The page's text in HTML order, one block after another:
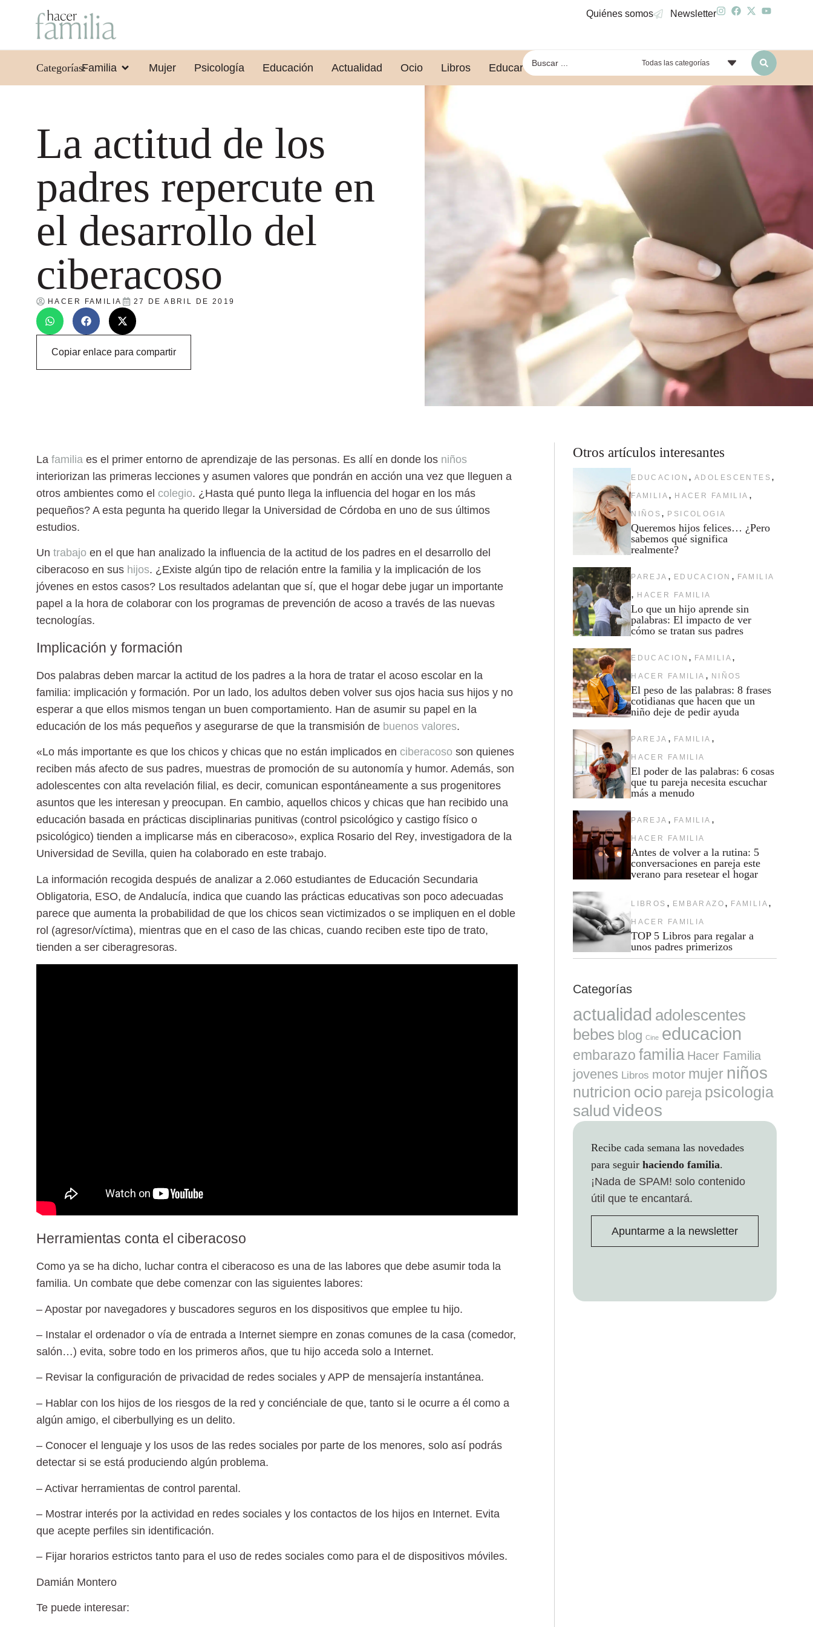
Quiénes somos Newsletter
Categorías:Familia Mujer Psicología Educación Actualidad Ocio Libros Educar leyendo Todas las categorías
La actitud de los
padres repercute en
el desarrollo del
ciberacoso
HACER FAMILIA 27 DE ABRIL DE 2019
Copiar enlace para compartir
La familia es el primer entorno de aprendizaje de las personas. Es allí en donde los niños
interiorizan las primeras lecciones y asumen valores que pondrán en acción una vez que lleguen a
otros ambientes como el colegio. ¿Hasta qué punto llega la influencia del hogar en los más
pequeños? A esta pegunta ha querido llegar la Universidad de Córdoba en uno de sus últimos
estudios.
Un trabajo en el que han analizado la influencia de la actitud de los padres en el desarrollo del
ciberacoso en sus hijos. ¿Existe algún tipo de relación entre la familia y la implicación de los
jóvenes en estos casos? Los resultados adelantan que sí, que el hogar debe jugar un importante
papel a la hora de colaborar con los programas de prevención de acoso a través de las nuevas
tecnologías.
Implicación y formación
Dos palabras deben marcar la actitud de los padres a la hora de tratar el acoso escolar en la
familia: implicación y formación. Por un lado, los adultos deben volver sus ojos hacia sus hijos y no
esperar a que ellos mismos tengan un buen comportamiento. Han de asumir su papel en la
educación de los más pequeños y asegurarse de que la transmisión de buenos valores.
«Lo más importante es que los chicos y chicas que no están implicados en ciberacoso son quienes
reciben más afecto de sus padres, muestras de promoción de su autonomía y humor. Además, son
adolescentes con alta revelación filial, es decir, comunican espontáneamente a sus progenitores
asuntos que les interesan y preocupan. En cambio, aquellos chicos y chicas que han recibido una
educación basada en prácticas disciplinarias punitivas (control psicológico y castigo físico o
psicológico) tienden a implicarse más en ciberacoso», explica Rosario del Rey, investigadora de la
Universidad de Sevilla, quien ha colaborado en este trabajo.
La información recogida después de analizar a 2.060 estudiantes de Educación Secundaria
Obligatoria, ESO, de Andalucía, indica que cuando las prácticas educativas son poco adecuadas
parece que aumenta la probabilidad de que los chicos sean victimizados o se impliquen en el doble
rol (agresor/víctima), mientras que en el caso de las chicas, cuando reciben este tipo de trato,
tienden a ser ciberagresoras.
Herramientas conta el ciberacoso
Como ya se ha dicho, luchar contra el ciberacoso es una de las labores que debe asumir toda la
familia. Un combate que debe comenzar con las siguientes labores:
– Apostar por navegadores y buscadores seguros en los dispositivos que emplee tu hijo.
– Instalar el ordenador o vía de entrada a Internet siempre en zonas comunes de la casa (comedor,
salón…) evita, sobre todo en los primeros años, que tu hijo acceda solo a Internet.
– Revisar la configuración de privacidad de redes sociales y APP de mensajería instantánea.
– Hablar con los hijos de los riesgos de la red y conciénciale de que, tanto si le ocurre a él como a
algún amigo, el ciberbullying es un delito.
– Conocer el lenguaje y los usos de las redes sociales por parte de los menores, solo así podrás
detectar si se está produciendo algún problema.
– Activar herramientas de control parental.
– Mostrar interés por la actividad en redes sociales y los contactos de los hijos en Internet. Evita
que acepte perfiles sin identificación.
– Fijar horarios estrictos tanto para el uso de redes sociales como para el de dispositivos móviles.
Damián Montero
Te puede interesar:
Otros artículos interesantes
EDUCACION , ADOLESCENTES ,
FAMILIA , HACER FAMILIA ,
NIÑOS , PSICOLOGIA
Queremos hijos felices… ¿Pero
sabemos qué significa
realmente?
PAREJA , EDUCACION , FAMILIA
, HACER FAMILIA
Lo que un hijo aprende sin
palabras: El impacto de ver
cómo se tratan sus padres
EDUCACION , FAMILIA ,
HACER FAMILIA , NIÑOS
El peso de las palabras: 8 frases
cotidianas que hacen que un
niño deje de pedir ayuda
PAREJA , FAMILIA ,
HACER FAMILIA
El poder de las palabras: 6 cosas
que tu pareja necesita escuchar
más a menudo
PAREJA , FAMILIA ,
HACER FAMILIA
Antes de volver a la rutina: 5
conversaciones en pareja este
verano para resetear el hogar
LIBROS , EMBARAZO , FAMILIA ,
HACER FAMILIA
TOP 5 Libros para regalar a
unos padres primerizos
Categorías
actualidad adolescentes
bebes blog Cine educacion
embarazo familia Hacer Familia
jovenes Libros motor mujer niños
nutricion ocio pareja psicologia
salud videos
Recibe cada semana las novedades
para seguir haciendo familia.
¡Nada de SPAM! solo contenido
útil que te encantará.
Apuntarme a la newsletter